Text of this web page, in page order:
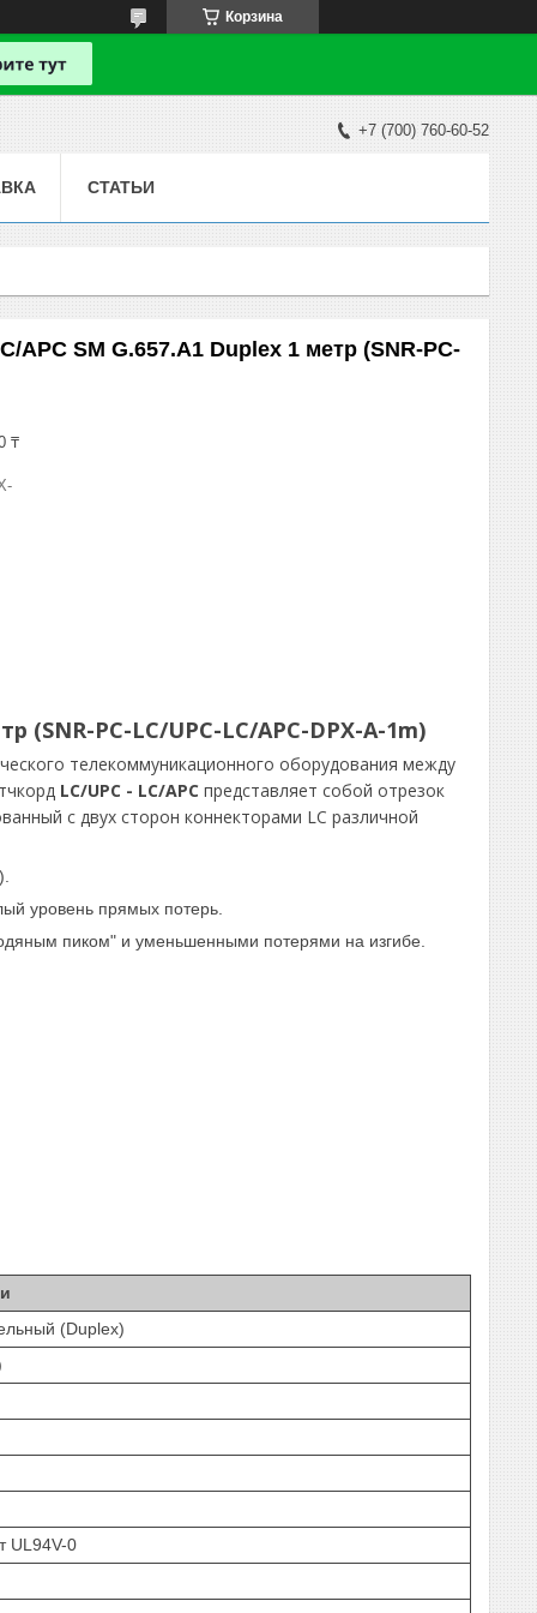
Корзина
+7 (700) 760-60-52
СТАТЬИ
APC SM G.657.A1 Duplex 1 метр (SNR-PC-
₸
(SNR-PC-LC/UPC-LC/APC-DPX-A-1m)
телекоммуникационного оборудования между
LC/UPC - LC/APC представляет собой отрезок
с двух сторон коннекторами LC различной
уровень прямых потерь.
пиком" и уменьшенными потерями на изгибе.
(Duplex)
UL94V-0